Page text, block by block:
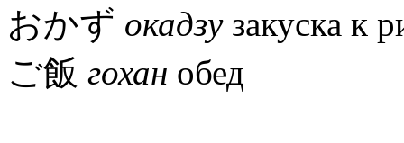
おかず окадзузакуска к
ご飯 гохан обед